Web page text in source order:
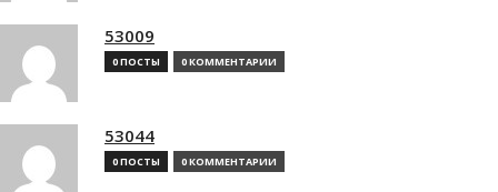
53009
0 ПОСТЫ 0 КОММЕНТАРИИ
53044
0 ПОСТЫ 0 КОММЕНТАРИИ